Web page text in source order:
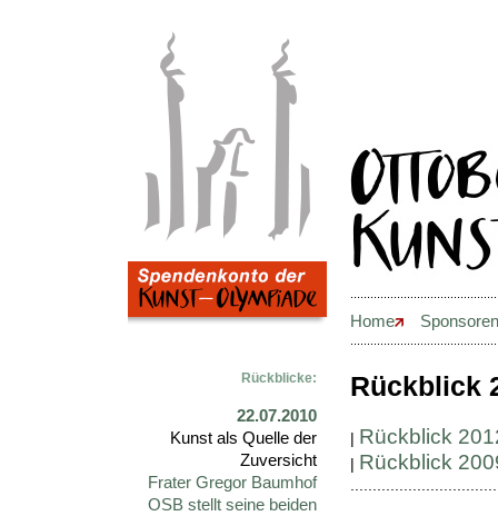
Home Sponsoren
Rückblicke:
22.07.2010
Kunst als Quelle der
Zuversicht
Frater Gregor Baumhof
OSB stellt seine beiden
Rückblick
| Rückblick
| Rückblick